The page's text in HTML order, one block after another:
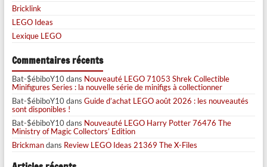
Bricklink
LEGO Ideas
Lexique LEGO
Commentaires récents
Bat-$ébiboY10dans Nouveauté LEGO 71053 Shrek Collectible
Minifigures Series : la nouvelle série de minifigs à collectionner
Bat-$ébiboY10dans Guide d’achat LEGO août 2026 : les nouveautés
sont disponibles !
Bat-$ébiboY10dans Nouveauté LEGO Harry Potter 76476 The
Ministry of Magic Collectors’ Edition
Brickmandans Review LEGO Ideas 21369 The X-Files